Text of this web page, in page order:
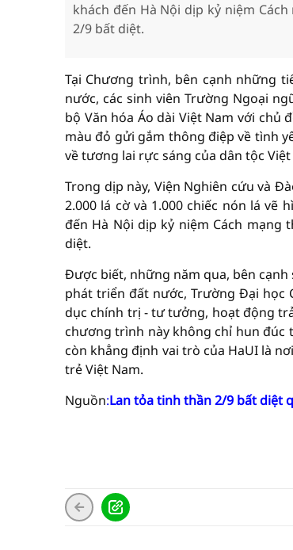
khách đến Hà Nội dịp kỷ niệm
2/9 bất diệt.
Tại Chương trình, bên cạnh những
nước, các sinh viên Trường Ngoại
bộ Văn hóa Áo dài Việt Nam với chủ
màu đỏ gửi gắm thông điệp về tình
về tương lai rực sáng của dân tộc
Trong dịp này, Viện Nghiên cứu và
2.000 lá cờ và 1.000 chiếc nón lá vẽ
đến Hà Nội dịp kỷ niệm Cách mạng
diệt.
Được biết, những năm qua, bên
phát triển đất nước, Trường Đại học
dục chính trị - tư tưởng, hoạt động
chương trình này không chỉ hun đúc
còn khẳng định vai trò của HaUI là
trẻ Việt Nam.
Nguồn:Lan tỏa tinh thần 2/9 bất diệt